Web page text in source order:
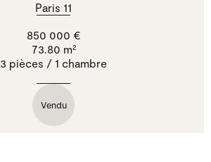
Paris 11
850 000 €
73.80 m²
3 pièces / 1 chambre
Vendu